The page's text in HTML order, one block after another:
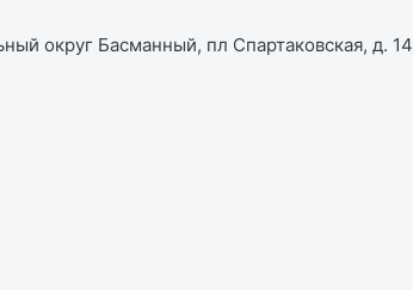
округ Басманный, пл Спартаковская, д.